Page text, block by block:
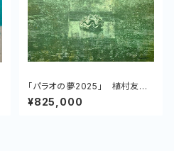
「パラオの夢2025」 植村友
哉 キャンバス、アクリル
¥825,000